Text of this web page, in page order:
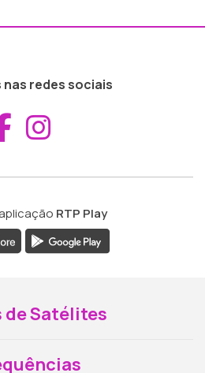
redes sociais
Aceder ao
RTP Play
de Satélites